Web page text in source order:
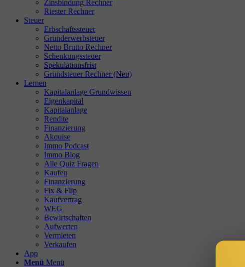
Zinsbindung Rechner
Riester Rechner
Steuer
Erbschaftssteuer
Grunderwerbsteuer
Netto Brutto Rechner
Schenkungssteuer
Spekulationsfrist
Grundsteuer Rechner (Neu)
Lernen
Kapitalanlage Grundwissen
Eigenkapital
Kapitalanlage
Rendite
Finanzierung
Akquise
Immo Podcast
Immo Blog
Alle Quiz Fragen
Kaufen
Finanzierung
Fix & Flip
Kaufvertrag
WEG
Bewirtschaften
Aufwerten
Vermieten
Verkaufen
App
Menü Menü